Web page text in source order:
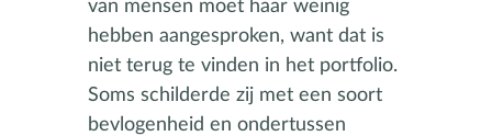
van mensen moet haar weinig
hebben aangesproken, want dat is
niet terug te vinden in het portfolio.
Soms schilderde zij met een soort
bevlogenheid en ondertussen